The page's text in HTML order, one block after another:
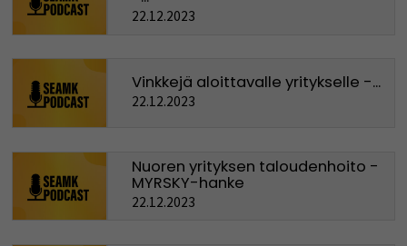
22.12.2023
Vinkkejä aloittavalle yritykselle -...
22.12.2023
Nuoren yrityksen taloudenhoito -
MYRSKY-hanke
22.12.2023